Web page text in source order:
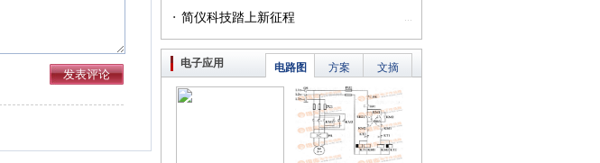
...
· 简仪科技踏上新征程
电子应用 文摘
方案
电路图